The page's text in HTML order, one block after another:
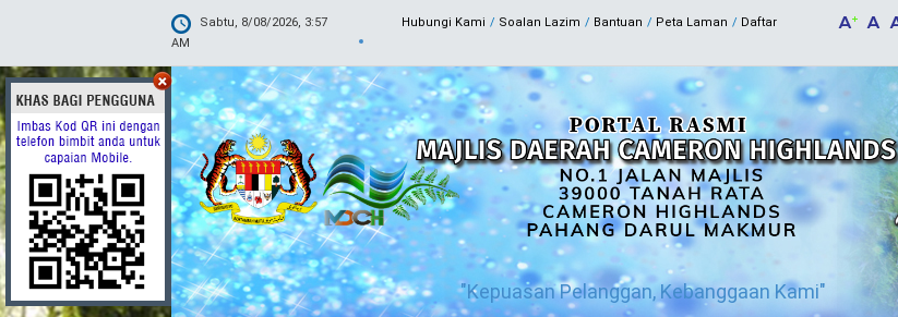
Sabtu, 8/08/2026, 3:57
AM
Hubungi Kami Soalan Lazim Bantuan Peta Laman Daftar
"Kepuasan Pelanggan, Kebanggaan Kami"